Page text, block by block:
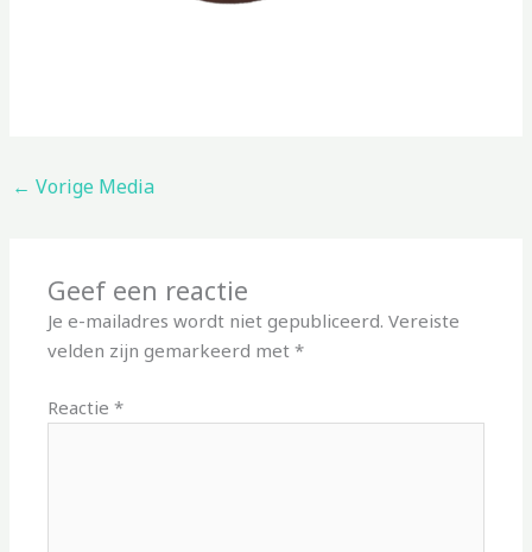
← Vorige Media
Geef een reactie
Je e-mailadres wordt niet gepubliceerd. Vereiste
velden zijn gemarkeerd met*
Reactie*